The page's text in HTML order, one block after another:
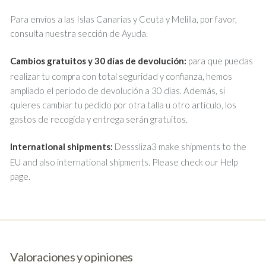
Para envíos a las Islas Canarias y Ceuta y Melilla, por favor,
consulta nuestra sección de Ayuda.
Cambios gratuitos y 30 días de devolución: para que puedas
realizar tu compra con total seguridad y confianza, hemos
ampliado el periodo de devolución a 30 días. Además, si
quieres cambiar tu pedido por otra talla u otro artículo, los
gastos de recogida y entrega serán gratuitos.
International shipments: Desssliza3 make shipments to the
EU and also international shipments. Please check our Help
page.
Valoraciones y opiniones